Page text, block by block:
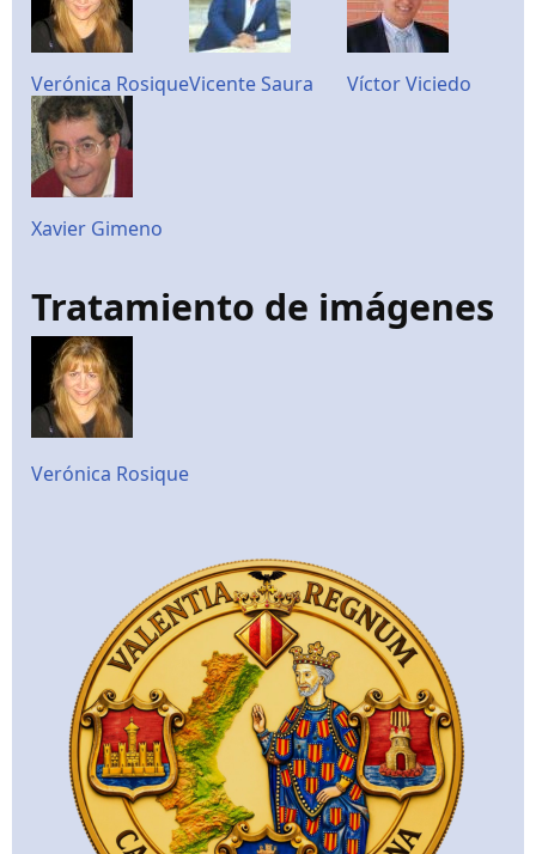
Verónica RosiqueVicente Saura Víctor Viciedo
Xavier Gimeno
Tratamiento de imágenes
Verónica Rosique